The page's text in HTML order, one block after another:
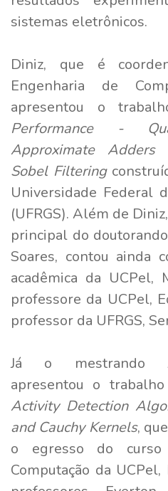
sistemas eletrônicos.
Diniz, que é
Engenharia de
apresentou o
Performance -
Approximate
Sobel Filtering
Universidade Federal
(UFRGS). Além de
principal do
Soares, contou ainda
acadêmica da UCPel,
professore da UCPel,
professor da UFRGS,
Já o mestrando
apresentou o trabalho
Activity Detection
and Cauchy Kernels,
o egresso do
Computação da